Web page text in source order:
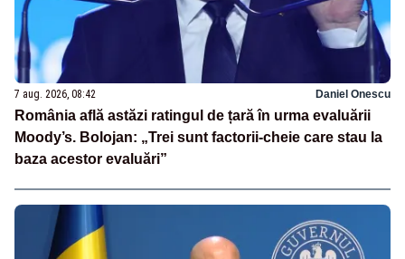
7 aug. 2026, 08:42 Daniel Onescu
România află astăzi ratingul de țară în urma evaluării
Moody’s. Bolojan: „Trei sunt factorii-cheie care stau la
baza acestor evaluări”